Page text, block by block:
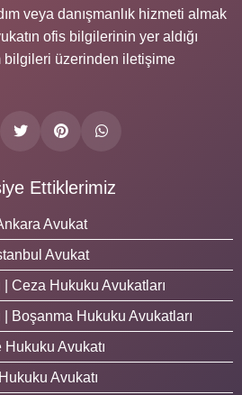
veya danışmanlık hizmeti almak
ofis bilgilerinin yer aldığı
üzerinden iletişime
Ettiklerimiz
Avukat
Avukat
| Ceza Hukuku Avukatları
| Boşanma Hukuku Avukatları
Hukuku Avukatı
Avukatı